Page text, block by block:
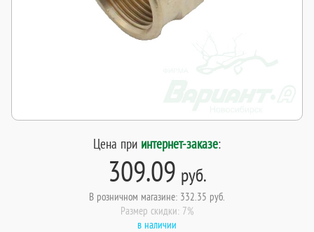
Цена при интернет-заказе:
309.09 руб.
В розничном магазине: 332.35 руб.
Размер скидки: 7%
в наличии